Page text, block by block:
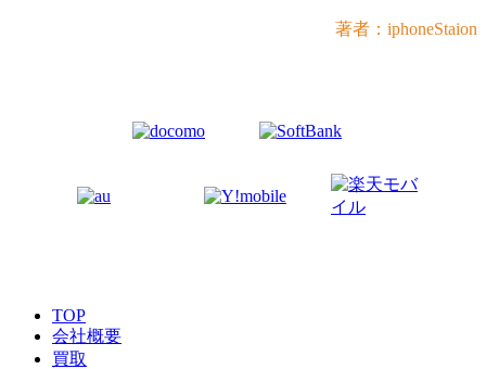
著者：iphoneStaion
TOP
会社概要
買取